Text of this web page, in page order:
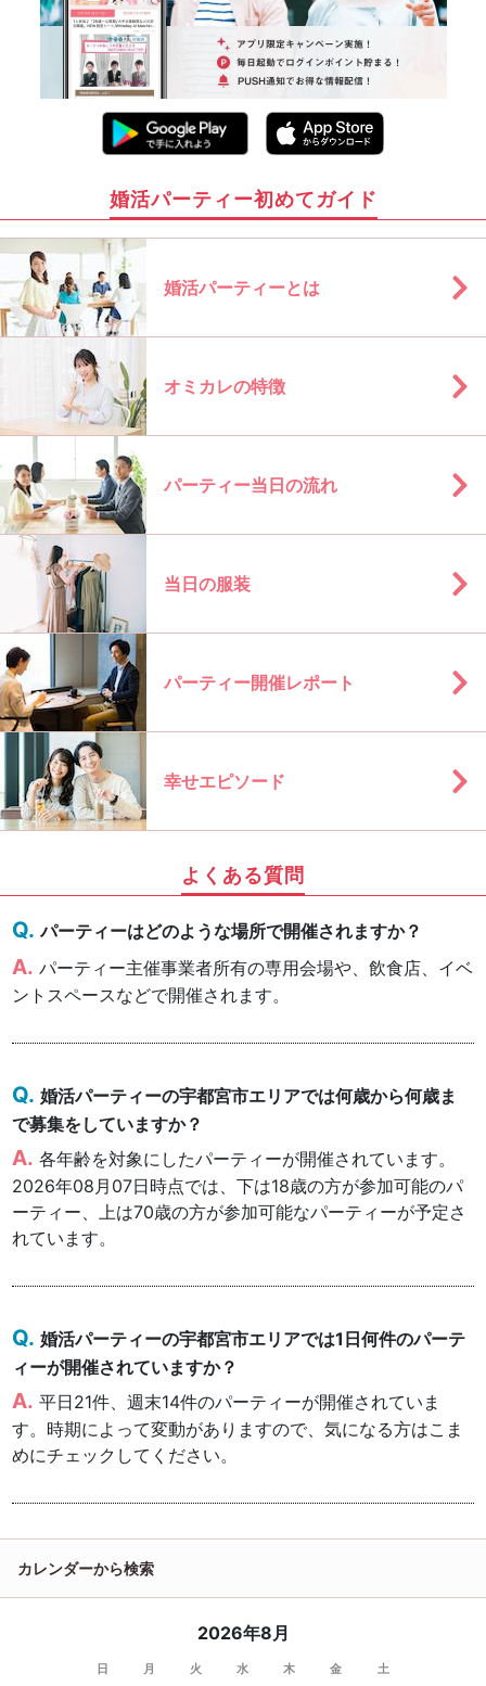
婚活パーティー初めてガイド
婚活パーティーとは
オミカレの特徴
パーティー当日の流れ
当日の服装
パーティー開催レポート
幸せエピソード
よくある質問
パーティーはどのような場所で開催されますか？
パーティー主催事業者所有の専用会場や、飲食店、イベ
ントスペースなどで開催されます。
婚活パーティーの宇都宮市エリアでは何歳から何歳ま
で募集をしていますか？
各年齢を対象にしたパーティーが開催されています。
2026年08月07日時点では、下は18歳の方が参加可能のパ
ーティー、上は70歳の方が参加可能なパーティーが予定さ
れています。
婚活パーティーの宇都宮市エリアでは1日何件のパーテ
ィーが開催されていますか？
平日21件、週末14件のパーティーが開催されていま
す。時期によって変動がありますので、気になる方はこま
めにチェックしてください。
カレンダーから検索
2026年8月
日 月 火 水 木 金 土